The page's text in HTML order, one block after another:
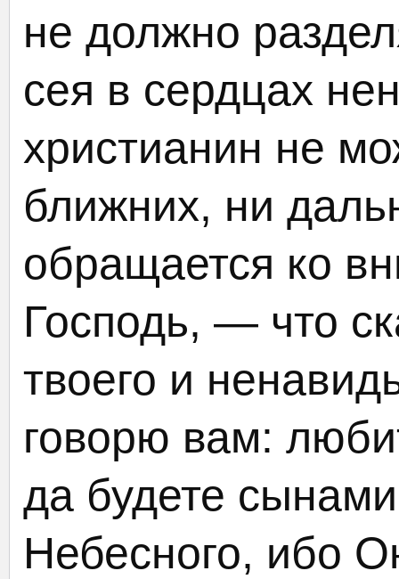
не должно
сея в сердцах
христианин не
ближних, ни
обращается ко
Господь, — что
твоего и
говорю вам:
да будете
Небесного, ибо